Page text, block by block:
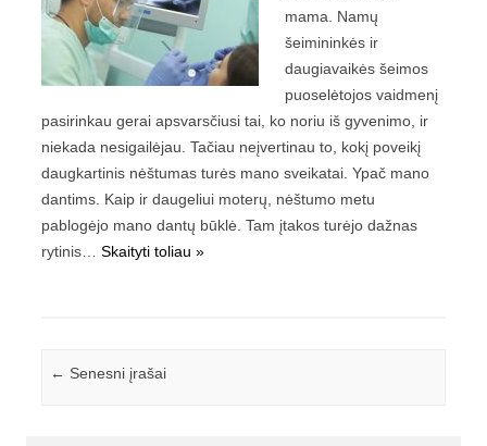
mama. Namų
šeimininkės ir
daugiavaikės šeimos
puoselėtojos vaidmenį
pasirinkau gerai apsvarsčiusi tai, ko noriu iš gyvenimo, ir
niekada nesigailėjau. Tačiau neįvertinau to, kokį poveikį
daugkartinis nėštumas turės mano sveikatai. Ypač mano
dantims. Kaip ir daugeliui moterų, nėštumo metu
pablogėjo mano dantų būklė. Tam įtakos turėjo dažnas
rytinis… Skaityti toliau »
Įrašo navigacija
← Senesni įrašai